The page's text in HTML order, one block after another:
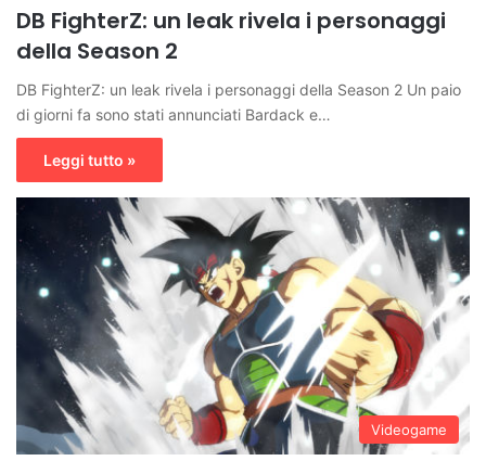
DB FighterZ: un leak rivela i personaggi
della Season 2
DB FighterZ: un leak rivela i personaggi della Season 2 Un paio
di giorni fa sono stati annunciati Bardack e…
Leggi tutto »
Videogame